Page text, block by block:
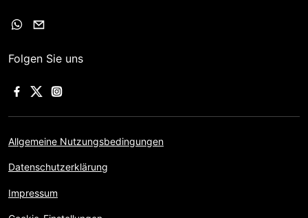
Folgen Sie uns
Allgemeine Nutzungsbedingungen
Datenschutzerklärung
Impressum